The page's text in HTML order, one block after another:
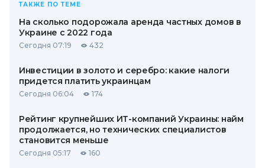
ТАКЖЕ ПО ТЕМЕ
На сколько подорожала аренда частных домов в
Украине с 2022 года
Сегодня 07:19 432
Инвестиции в золото и серебро: какие налоги
придется платить украинцам
Сегодня 06:04 174
Рейтинг крупнейших ИТ-компаний Украины: найм
продолжается, но технических специалистов
становится меньше
Сегодня 05:17 160